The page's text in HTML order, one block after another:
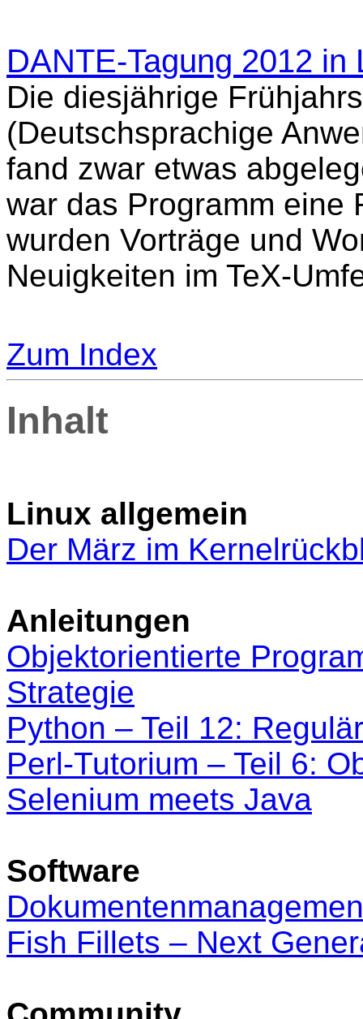
DANTE-Tagung 2012 in
Die diesjährige
(Deutschsprachige
fand zwar etwas
war das Programm eine
wurden Vorträge und
Neuigkeiten im TeX-
Zum Index
Inhalt
Linux allgemein
Der März im
Anleitungen
Objektorientierte
Strategie
Python – Teil 12:
Perl-Tutorium – Teil 6:
Selenium meets Java
Software
Fish Fillets – Next